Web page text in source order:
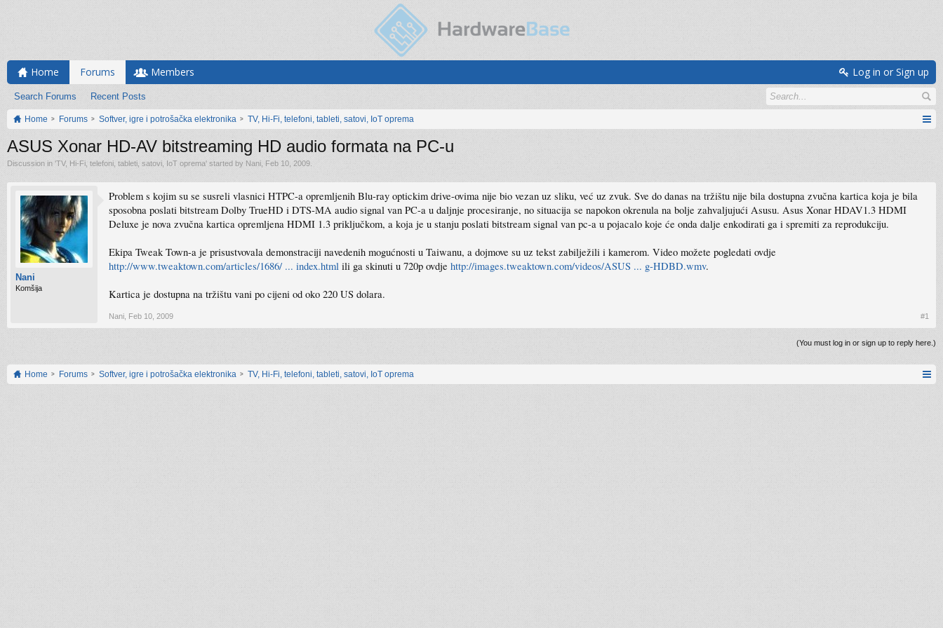
Home Forums
Search Forums Recent Posts
Members Log in or Sign up
Home Forums Softver, igre i potrošačka elektronika TV, Hi-Fi, telefoni, tableti, satovi, IoT oprema
ASUS Xonar HD-AV bitstreaming HD audio formata na PC-u
Discussion in 'TV, Hi-Fi, telefoni, tableti, satovi, IoT oprema' started by Nani Feb 10, 2009
Nani
Komšija
Problem s kojim su se susreli vlasnici HTPC-a opremljenih Blu-ray optickim drive-ovima nije bio vezan uz sliku, već uz zvuk. Sve do danas na tržištu nije bila dostupna zvučna kartica koja je bila
sposobna poslati bitstream Dolby TrueHD i DTS-MA audio signal van PC-a u daljnje procesiranje, no situacija se napokon okrenula na bolje zahvaljujući Asusu. Asus Xonar HDAV1.3 HDMI
Deluxe je nova zvučna kartica opremljena HDMI 1.3 priključkom, a koja je u stanju poslati bitstream signal van pc-a u pojacalo koje će onda dalje enkodirati ga i spremiti za reprodukciju.
Ekipa Tweak Town-a je prisustvovala demonstraciji navedenih mogućnosti u Taiwanu, a dojmove su uz tekst zabilježili i kamerom. Video možete pogledati ovdje
http://www.tweaktown.com/articles/1686/ ... index.html ili ga skinuti u 720p ovdje http://images.tweaktown.com/videos/ASUS ... g-HDBD.wmv.
Kartica je dostupna na tržištu vani po cijeni od oko 220 US dolara.
Nani Feb 10, 2009 #1
(You must log in or sign up to reply here.)
Home Forums Softver, igre i potrošačka elektronika TV, Hi-Fi, telefoni, tableti, satovi, IoT oprema